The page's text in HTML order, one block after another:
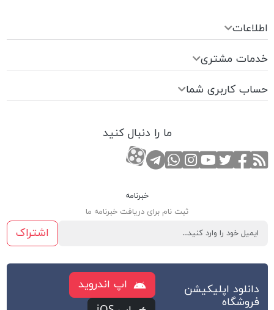
اطلاعات
خدمات مشتری
حساب کاربری شما
ما را دنبال کنید
RSSصفحه فیسبوک
صفحه تویتر
کانال یوتوب
صفحه اینستاگرام
تماس با واتس اپ
کانال تلگرام
کانال آپارات
خبرنامه
ثبت نام برای دریافت خبرنامه ما
اشتراک
دانلود اپلیکیشن
فروشگاه
اپ اندروید